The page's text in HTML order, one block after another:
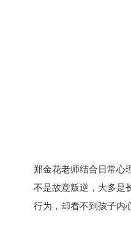
郑金花老师结合日常心
不是故意叛逆，大多是
行为，却看不到孩子内